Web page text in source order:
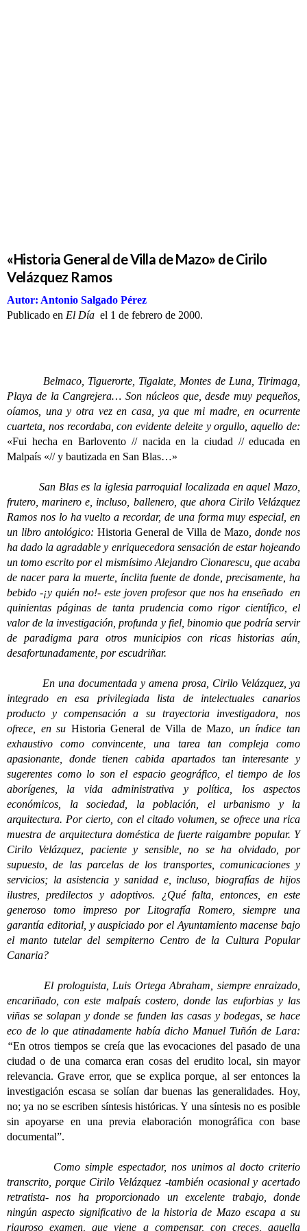
«Historia General de Villa de Mazo» de Cirilo
Velázquez Ramos
Autor: Antonio Salgado Pérez
Publicado en El Día el 1 de febrero de 2000.
Belmaco, Tiguerorte, Tigalate, Montes de Luna, Tirimaga,
Playa de la Cangrejera… Son núcleos que, desde muy pequeños,
oíamos, una y otra vez en casa, ya que mi madre, en ocurrente
cuarteta, nos recordaba, con evidente deleite y orgullo, aquello de:
«Fui hecha en Barlovento // nacida en la ciudad // educada en
Malpaís «// y bautizada en San Blas…»
San Blas es la iglesia parroquial localizada en aquel Mazo,
frutero, marinero e, incluso, ballenero, que ahora Cirilo Velázquez
Ramos nos lo ha vuelto a recordar, de una forma muy especial, en
un libro antológico: Historia General de Villa de Mazo , donde nos
ha dado la agradable y enriquecedora sensación de estar hojeando
un tomo escrito por el mismísimo Alejandro Cionarescu, que acaba
de nacer para la muerte, ínclita fuente de donde, precisamente, ha
bebido -¡y quién no!- este joven profesor que nos ha enseñado en
quinientas páginas de tanta prudencia como rigor científico, el
valor de la investigación, profunda y fiel, binomio que podría servir
de paradigma para otros municipios con ricas historias aún,
desafortunadamente, por escudriñar.
En una documentada y amena prosa, Cirilo Velázquez, ya
integrado en esa privilegiada lista de intelectuales canarios
producto y compensación a su trayectoria investigadora, nos
ofrece, en su Historia General de Villa de Mazo , un índice tan
exhaustivo como convincente, una tarea tan compleja como
apasionante, donde tienen cabida apartados tan interesante y
sugerentes como lo son el espacio geográfico, el tiempo de los
aborígenes, la vida administrativa y política, los aspectos
económicos, la sociedad, la población, el urbanismo y la
arquitectura. Por cierto, con el citado volumen, se ofrece una rica
muestra de arquitectura doméstica de fuerte raigambre popular. Y
Cirilo Velázquez, paciente y sensible, no se ha olvidado, por
supuesto, de las parcelas de los transportes, comunicaciones y
servicios; la asistencia y sanidad e, incluso, biografías de hijos
ilustres, predilectos y adoptivos. ¿Qué falta, entonces, en este
generoso tomo impreso por Litografía Romero, siempre una
garantía editorial, y auspiciado por el Ayuntamiento macense bajo
el manto tutelar del sempiterno Centro de la Cultura Popular
Canaria?
El prologuista, Luis Ortega Abraham, siempre enraizado,
encariñado, con este malpaís costero, donde las euforbias y las
viñas se solapan y donde se funden las casas y bodegas, se hace
eco de lo que atinadamente había dicho Manuel Tuñón de Lara:
“En otros tiempos se creía que las evocaciones del pasado de una
ciudad o de una comarca eran cosas del erudito local, sin mayor
relevancia. Grave error, que se explica porque, al ser entonces la
investigación escasa se solían dar buenas las generalidades. Hoy,
no; ya no se escriben síntesis históricas. Y una síntesis no es posible
sin apoyarse en una previa elaboración monográfica con base
documental”.
Como simple espectador, nos unimos al docto criterio
transcrito, porque Cirilo Velázquez -también ocasional y acertado
retratista- nos ha proporcionado un excelente trabajo, donde
ningún aspecto significativo de la historia de Mazo escapa a su
riguroso examen, que viene a compensar, con creces, aquella